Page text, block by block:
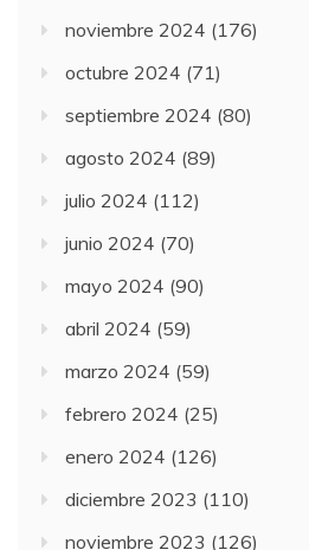
noviembre 2024 (176)
octubre 2024 (71)
septiembre 2024 (80)
agosto 2024 (89)
julio 2024 (112)
junio 2024 (70)
mayo 2024 (90)
abril 2024 (59)
marzo 2024 (59)
febrero 2024 (25)
enero 2024 (126)
diciembre 2023 (110)
noviembre 2023 (126)